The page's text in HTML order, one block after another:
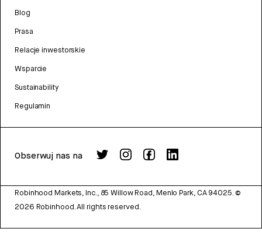
Blog
Prasa
Relacje inwestorskie
Wsparcie
Sustainability
Regulamin
Obserwuj nas na
Robinhood Markets, Inc., 85 Willow Road, Menlo Park, CA 94025. ©
2026 Robinhood. All rights reserved.